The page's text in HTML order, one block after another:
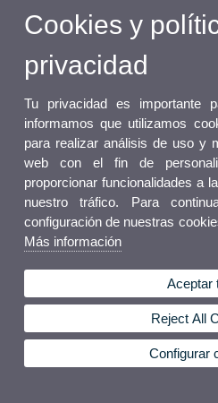
Cookies y
privacidad
Tu privacidad es importante
informamos que utilizamos
para realizar análisis de uso y
web con el fin de
proporcionar funcionalidades a
nuestro tráfico. Para
configuración de nuestras
Más información
Aceptar
Reject All
Configurar